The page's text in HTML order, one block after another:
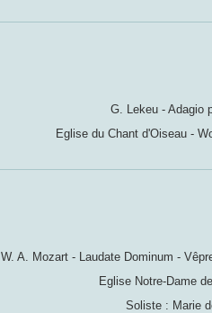
G. Lekeu - Adagio
Eglise du Chant d'Oiseau -
W. A. Mozart - Laudate Dominum -
Eglise Notre-Dame
Soliste : Marie